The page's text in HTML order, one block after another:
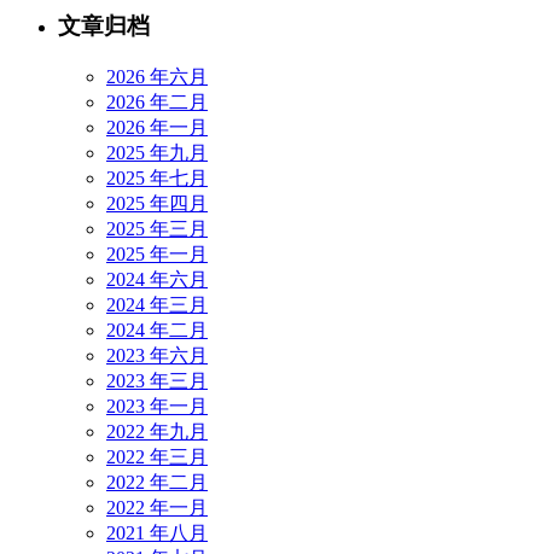
文章归档
2026 年六月
2026 年二月
2026 年一月
2025 年九月
2025 年七月
2025 年四月
2025 年三月
2025 年一月
2024 年六月
2024 年三月
2024 年二月
2023 年六月
2023 年三月
2023 年一月
2022 年九月
2022 年三月
2022 年二月
2022 年一月
2021 年八月